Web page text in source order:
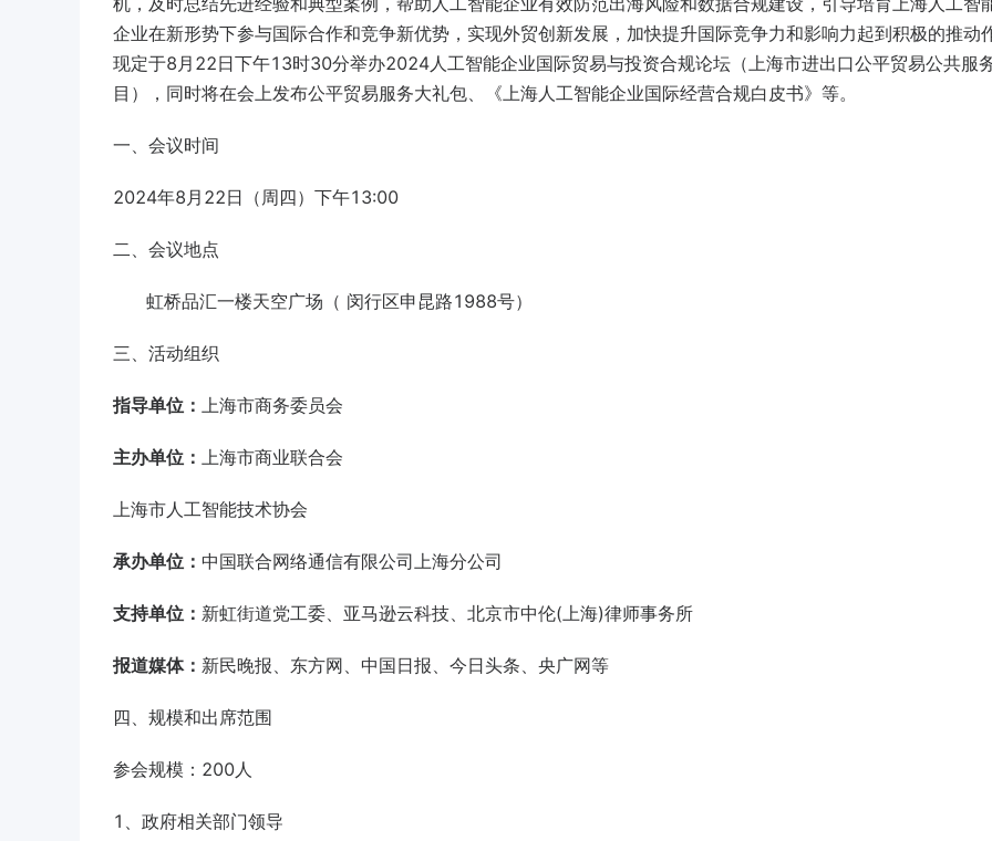
企业在新形势下参与国际合作和竞争新优势，实现外贸创新发展，加快提升国际竞争力和影响力起到积极的推动
现定于8月22日下午13时30分举办2024人工智能企业国际贸易与投资合规论坛（上海市进出口公平贸易公共服
目），同时将在会上发布公平贸易服务大礼包、《上海人工智能企业国际经营合规白皮书》等。
一、会议时间
2024年8月22日（周四）下午13:00
二、会议地点
虹桥品汇一楼天空广场（ 闵行区申昆路1988号）
三、活动组织
指导单位： 上海市商务委员会
主办单位： 上海市商业联合会
上海市人工智能技术协会
承办单位： 中国联合网络通信有限公司上海分公司
支持单位： 新虹街道党工委、亚马逊云科技、北京市中伦(上海)律师事务所
报道媒体： 新民晚报、东方网、中国日报、今日头条、央广网等
四、规模和出席范围
参会规模：200人
1、政府相关部门领导